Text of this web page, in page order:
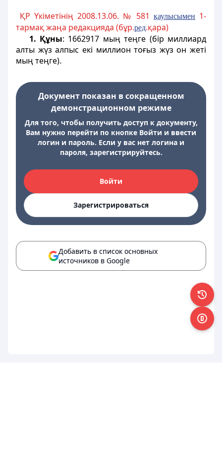
ҚР Үкіметінің 2008.13.06. № 581қаулысымен 1-
тармақ жаңа редакцияда (бұр.ред.қара)
1. Құны: 1662917 мың теңге (бір миллиард
алты жүз алпыс екі миллион тоғыз жүз он жеті
мың теңге).
Документ показан в сокращенном
демонстрационном режиме
Для того, чтобы получить доступ к документу,
Вам нужно перейти по кнопке Войти и ввести
логин и пароль. Если у вас нет логина и
пароля, зарегистрируйтесь.
Войти
Зарегистрироваться
Добавить в список основных
источников в Google